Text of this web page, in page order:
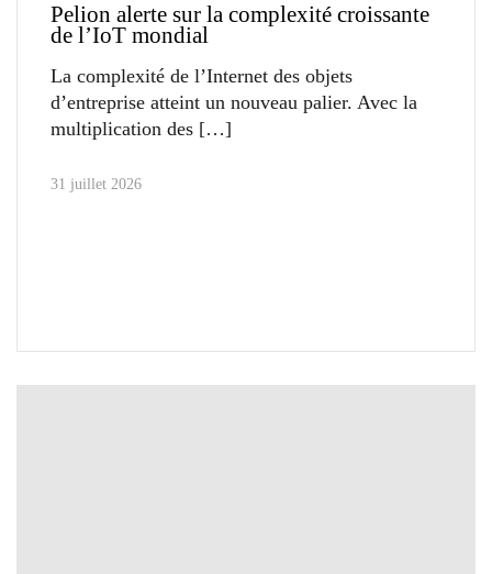
Pelion alerte sur la complexité croissante
de l’IoT mondial
La complexité de l’Internet des objets
d’entreprise atteint un nouveau palier. Avec la
multiplication des
31 juillet 2026